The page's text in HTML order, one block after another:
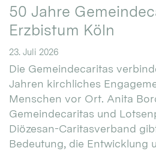
50 Jahre
Erzbistum Köln
23. Juli 2026
Die Gemeindecaritas
Jahren kirchliches
Menschen vor Ort. Anita
Gemeindecaritas und
Diözesan-Caritasverband
Bedeutung, die Entwicklung